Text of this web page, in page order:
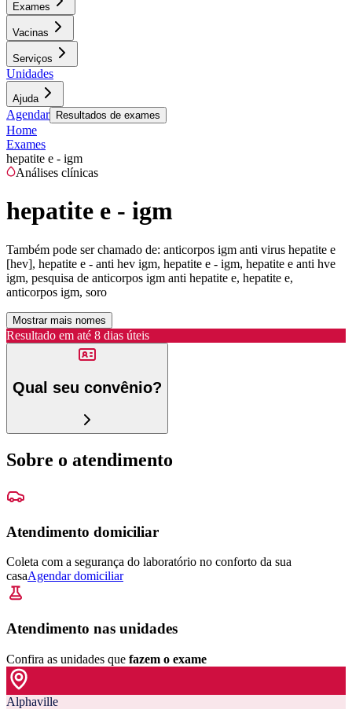
Exames
Vacinas
Serviços
Unidades
Ajuda
Agendar Resultados de exames
Home
Exames
hepatite e - igm
Análises clínicas
hepatite e - igm
Também pode ser chamado de: anticorpos igm anti virus hepatite e
[hev], hepatite e - anti hev igm, hepatite e - igm, hepatite e anti hve
igm, pesquisa de anticorpos igm anti hepatite e, hepatite e,
anticorpos igm, soro
Mostrar mais nomes
Resultado em até 8 dias úteis
Qual seu convênio?
Sobre o atendimento
Atendimento domiciliar
Coleta com a segurança do laboratório no conforto da sua
casaAgendar domiciliar
Atendimento nas unidades
Confira as unidades que fazem o exame
Alphaville